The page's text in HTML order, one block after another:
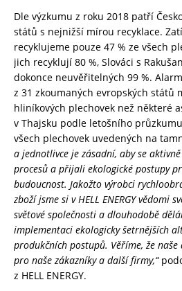
Dle výzkumu z roku 2018 patří
států s nejnižší mírou recyklace.
recyklujeme pouze 47 % ze všech
jich recyklují 80 %, Slováci s
dokonce neuvěřitelných 99 %.
z 31 zkoumaných evropských států
hliníkových plechovek než některé
v Thajsku podle letošního
všech plechovek uvedených na
a jednotlivce je zásadní, aby se
procesů a přijali ekologické postupy
budoucnost. Jakožto výrobci
zboží jsme si v HELL ENERGY vědomi
světové společnosti a dlouhodobě
implementaci ekologicky šetrnějších
produkčních postupů. Věříme, že
pro naše zákazníky a další firmy,“
z HELL ENERGY.